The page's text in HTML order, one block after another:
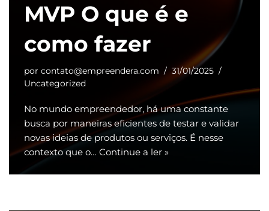
MVP O que é e
como fazer
por contato@empreendera.com
31/01/2025
Uncategorized
No mundo empreendedor, há uma constante
busca por maneiras eficientes de testar e validar
novas ideias de produtos ou serviços. É nesse
contexto que o… Continue a ler »